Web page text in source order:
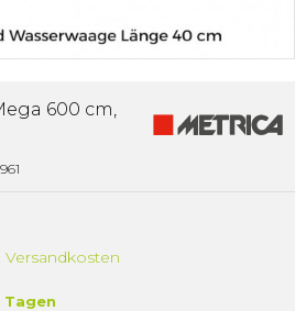
600 cm,
Versandkosten